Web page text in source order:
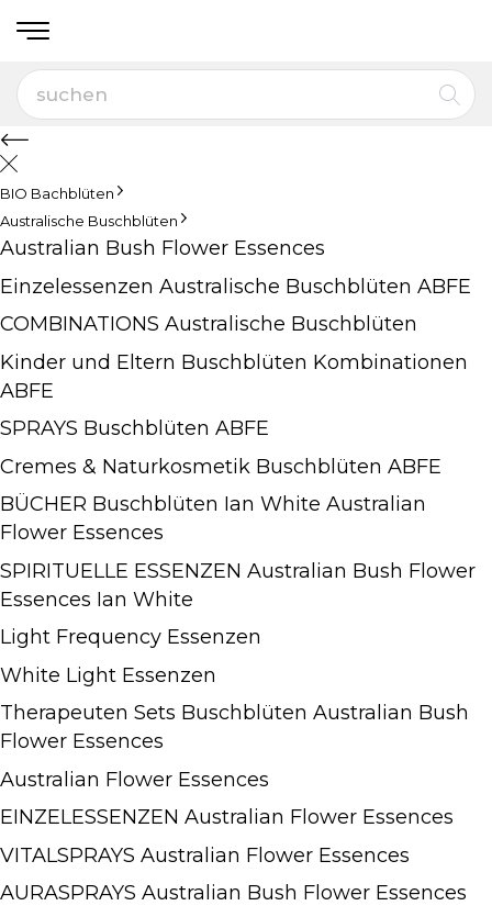
BIO Bachblüten
Australische Buschblüten
Australian Bush Flower Essences
Einzelessenzen Australische Buschblüten ABFE
COMBINATIONS Australische Buschblüten
Kinder und Eltern Buschblüten Kombinationen
ABFE
SPRAYS Buschblüten ABFE
Cremes & Naturkosmetik Buschblüten ABFE
BÜCHER Buschblüten Ian White Australian
Flower Essences
SPIRITUELLE ESSENZEN Australian Bush Flower
Essences Ian White
Light Frequency Essenzen
White Light Essenzen
Therapeuten Sets Buschblüten Australian Bush
Flower Essences
Australian Flower Essences
EINZELESSENZEN Australian Flower Essences
VITALSPRAYS Australian Flower Essences
AURASPRAYS Australian Bush Flower Essences